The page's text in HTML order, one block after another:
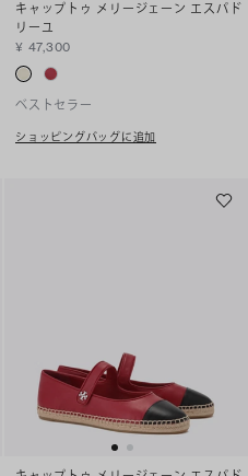
キャップトゥ メリージェーン エスパド
リーユ
¥ 47,300
ベストセラー
ショッピングバッグに追加